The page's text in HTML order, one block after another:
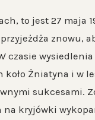
to jest 27 maja
znowu,
czasie
koło Żniatyna i w
sukcesami.
kryjówki